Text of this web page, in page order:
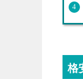
格